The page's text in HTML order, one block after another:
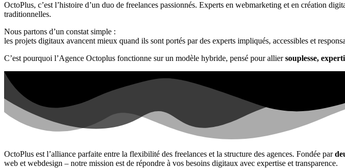
OctoPlus, c’est l’histoire d’un duo de freelances passionnés. Experts en webmarketing et en création
traditionnelles.
Nous partons d’un constat simple :
les projets digitaux avancent mieux quand ils sont portés par des experts impliqués, accessibles et
C’est pourquoi l’Agence Octoplus fonctionne sur un modèle hybride, pensé pour alliersouplesse,
OctoPlus est l’alliance parfaite entre la flexibilité des freelances et la structure des agences. Fondée par
web et webdesign – notre mission est de répondre à vos besoins digitaux avec expertise et transparence.